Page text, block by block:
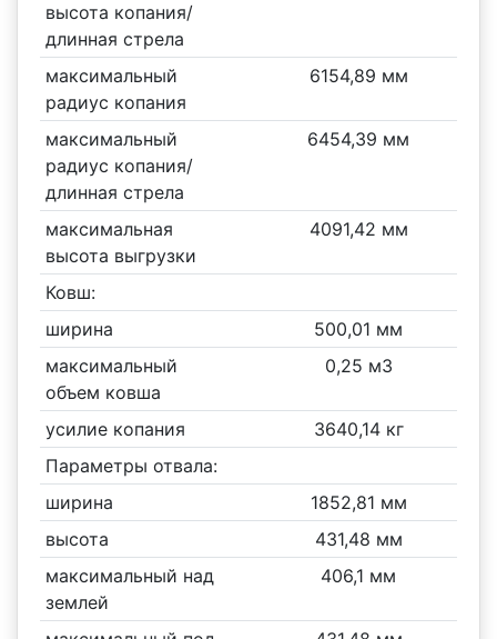
высота копания/
длинная стрела
максимальный
радиус копания
6154,89 мм
максимальный
радиус копания/
длинная стрела
6454,39 мм
максимальная
высота выгрузки
4091,42 мм
Ковш:
ширина
500,01 мм
максимальный
объем ковша
0,25 м3
усилие копания
3640,14 кг
Параметры отвала:
ширина
1852,81 мм
высота
431,48 мм
максимальный над
землей
406,1 мм